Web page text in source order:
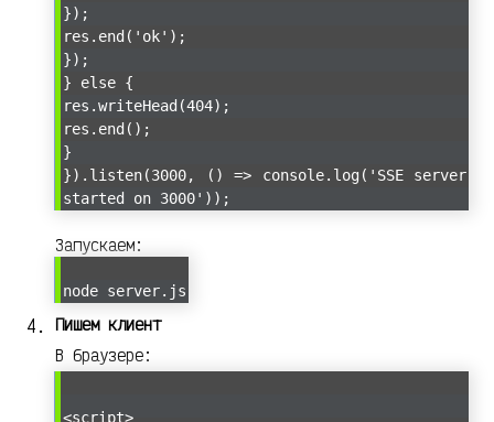
});
res.end('ok');
});
} else {
res.writeHead(404);
res.end();
}
}).listen(3000, () => console.log('SSE server
started on 3000'));
Запускаем:
node server.js
Пишем клиент
В браузере:
<script>